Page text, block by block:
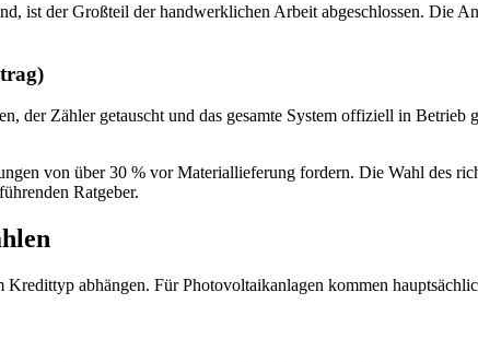
ist der Großteil der handwerklichen Arbeit abgeschlossen. Die
der Zähler getauscht und das gesamte System offiziell in
von über 30 % vor Materiallieferung fordern. Die Wahl des
Ratgeber.
abhängen. Für Photovoltaikanlagen kommen